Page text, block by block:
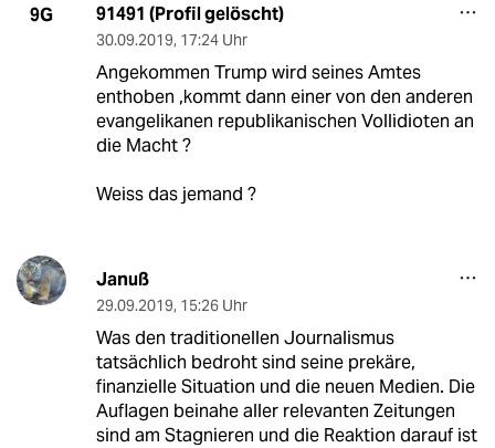
9G 91491 (Profil gelöscht)
30.09.2019, 17:24 Uhr
Angekommen Trump wird seines Amtes
enthoben ,kommt dann einer von den anderen
evangelikanen republikanischen Vollidioten an
die Macht ?
Weiss das jemand ?
Januß
29.09.2019, 15:26 Uhr
Was den traditionellen Journalismus
tatsächlich bedroht sind seine prekäre,
finanzielle Situation und die neuen Medien. Die
Auflagen beinahe aller relevanten Zeitungen
sind am Stagnieren und die Reaktion darauf ist